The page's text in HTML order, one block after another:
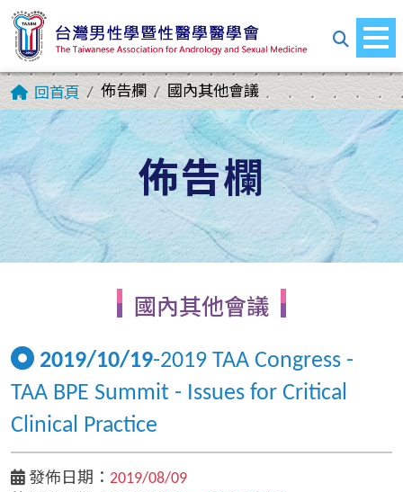
回首頁 佈告欄 國內其他會議
佈告欄
國內其他會議
2019/10/19-2019 TAA Congress -
TAA BPE Summit - Issues for Critical
Clinical Practice
發佈日期： 2019/08/09